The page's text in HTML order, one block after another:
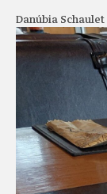
Danúbia Schaulet